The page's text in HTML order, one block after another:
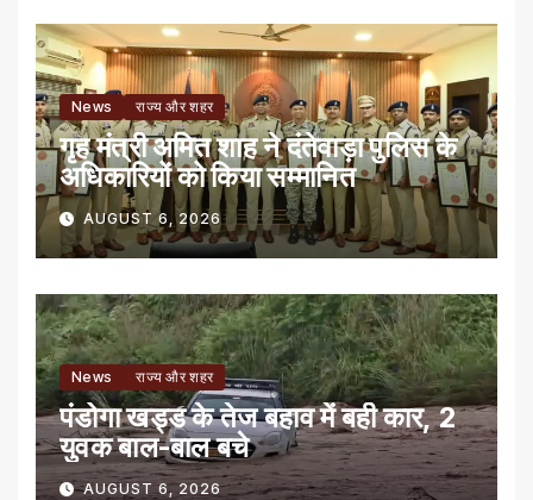
News राज्य और शहर
गृह मंत्री अमित शाह ने दंतेवाड़ा पुलिस के
अधिकारियों को किया सम्मानित
AUGUST 6, 2026
News राज्य और शहर
पंडोगा खड्ड के तेज बहाव में बही कार, 2
युवक बाल-बाल बचे
AUGUST 6, 2026